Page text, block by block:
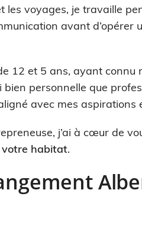
les voyages, je travaille
avant
12 et 5 ans, ayant connu
personnelle que
avec mes aspirations
j’ai à cœur de
votre habitat.